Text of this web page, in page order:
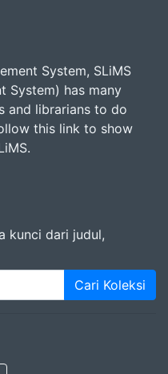
System, SLiMS
System) has many
and librarians to do
this link to show
kunci dari judul,
Cari Koleksi